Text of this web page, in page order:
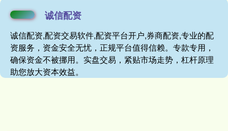
诚信配资
诚信配资,配资交易软件,配资平台开户,券商配资,专业的配
资服务，资金安全无忧，正规平台值得信赖。专款专用，
确保资金不被挪用。实盘交易，紧贴市场走势，杠杆原理
助您放大资本效益。